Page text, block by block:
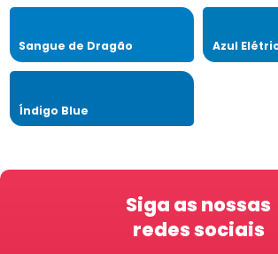
Sangue de Dragão Azul
Índigo Blue
Siga as nossas
redes sociais